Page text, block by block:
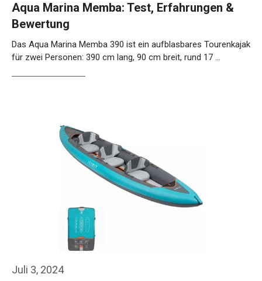
Aqua Marina Memba: Test, Erfahrungen &
Bewertung
Das Aqua Marina Memba 390 ist ein aufblasbares Tourenkajak
für zwei Personen: 390 cm lang, 90 cm breit, rund 17 …
Juli 3, 2024